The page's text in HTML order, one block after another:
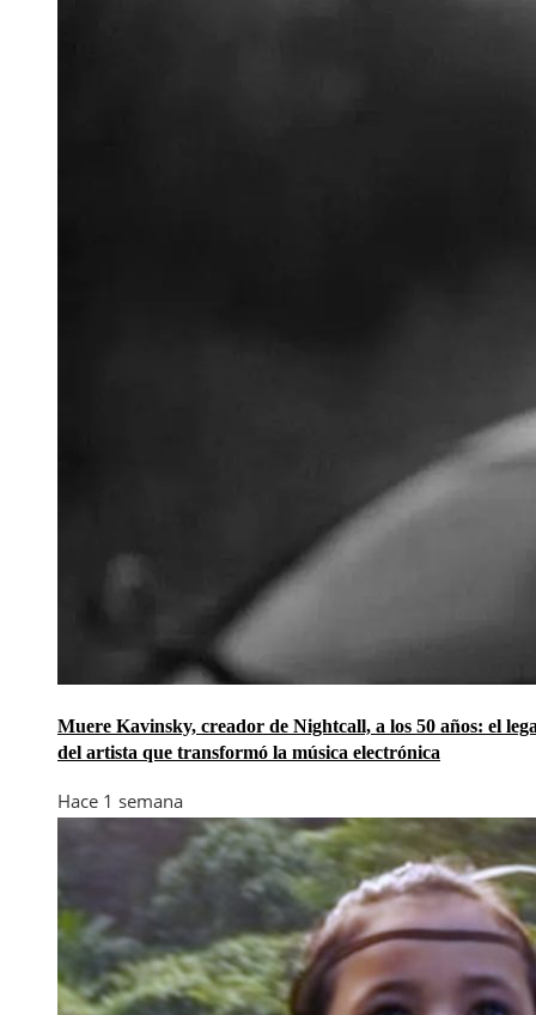
Muere Kavinsky, creador de Nightcall, a los 50 años: el
del artista que transformó la música electrónica
Hace 1 semana